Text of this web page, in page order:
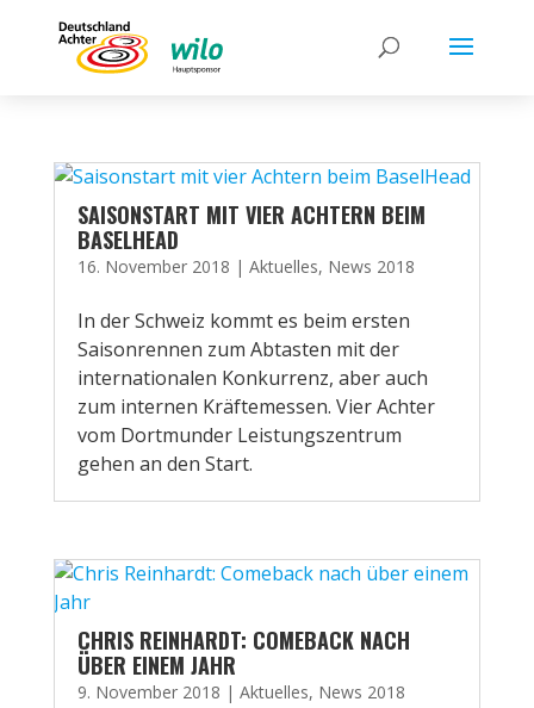
SAISONSTART MIT VIER ACHTERN BEIM
BASELHEAD
16. November 2018 | Aktuelles, News 2018
In der Schweiz kommt es beim ersten
Saisonrennen zum Abtasten mit der
internationalen Konkurrenz, aber auch
zum internen Kräftemessen. Vier Achter
vom Dortmunder Leistungszentrum
gehen an den Start.
CHRIS REINHARDT: COMEBACK NACH
ÜBER EINEM JAHR
9. November 2018 | Aktuelles, News 2018